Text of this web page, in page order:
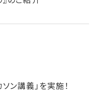
ン講義」を実施！